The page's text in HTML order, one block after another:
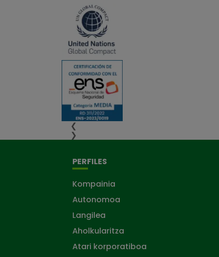
❮
❯
PERFILES
Kompainia
Autonomoa
Langilea
Aholkularitza
Atari korporatiboa